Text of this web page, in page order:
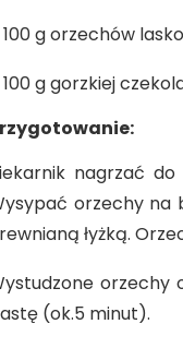
g orzechów
g gorzkiej
nagrzać
orzechy na
łyżką.
orzechy
(ok.5 minut).